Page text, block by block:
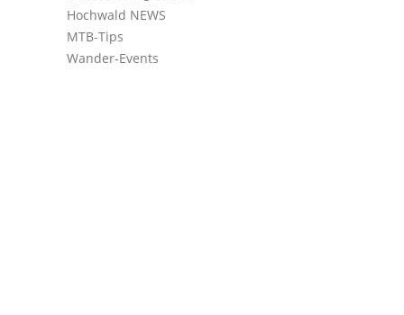
Hochwald NEWS
MTB-Tips
Wander-Events